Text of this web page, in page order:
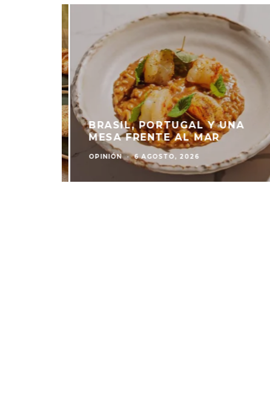
BRASIL, PORTUGAL Y UNA
MESA FRENTE AL MAR
OPINIÓN · 6 AGOSTO, 2026